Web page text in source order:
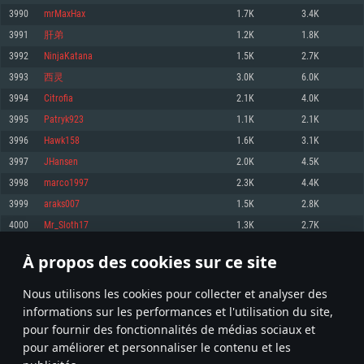
À propos des cookies sur ce site
Nous utilisons les cookies pour collecter et analyser des
informations sur les performances et l'utilisation du site,
pour fournir des fonctionnalités de médias sociaux et
pour améliorer et personnaliser le contenu et les
Mémoire: 4 GB
Carte graphique supportant DirectX 11: AMD Radeon 77XX / NVIDIA
GeForce GTX 660. La résolution minimale supportée par le jeu est de 720p
Connection: Connexion Internet à haut débit
Disque dur: 23.1 Go (client minimal)
Recommandée
1060 et plus, Radeon RX 570 et plus.
Disque dur: 75.9 Go (client complet)
pas supportés)
Mémoire: 6 GB
Carte graphique: Intel Iris Pro 5200 (Mac), ou analogue AMD/Nvidia. La
résolution minimale supportée par le jeu est de 720p.
Connection: Connexion Internet à haut débit
Disque dur: 62,2 Go (client minimal)
Recommandée
OS: Mac OS Big Sur 11.0 ou plus récent
Processeur: Core i7 (Les processeurs Intel Xeon ne sont pas supportés)
Mémoire: 8 GB
Carte graphique: Radeon Vega II ou plus avec support de Metal
Disque dur: 62,2 Go (client complet)
Mémoire: 4 GB
Carte graphique: NVIDIA 660 avec les derniers drivers (moins de 6 mois) /
de même pour AMD (La résolution minimale supportée par le jeu est de
720p)
Connection: Connexion Internet à haut débit
Disque dur: 62,2 Go (client minimal)
Recommandée
OS: Ubuntu 20.04 64bit
Processeur: Intel Core i7
Mémoire: 8 GB
Carte graphique: NVIDIA 1060 avec les derniers drivers (moins de 6 mois) /
6 mois et supportant Vulkan
Connection: Connexion Internet à haut débit
Disque dur: 60,2 Go (client complet)
3990 mrMaxHax 1.7K 3.4K
3991 肝弟 1.2K 1.8K
3992 NinjaKatana 1.5K 2.7K
3993 西灵 3.0K 6.0K
3994 Citrofia 2.1K 4.0K
3995 Patryk923 1.1K 2.1K
3996 Hawk158 1.6K 3.1K
3997 JHansen 2.0K 4.5K
3998 marco1997 2.3K 4.4K
3999 araks007 1.5K 2.8K
4000 Mr_Sloth17 1.3K 2.7K
* Classement mis à jour quotidiennement
199 200 201 300